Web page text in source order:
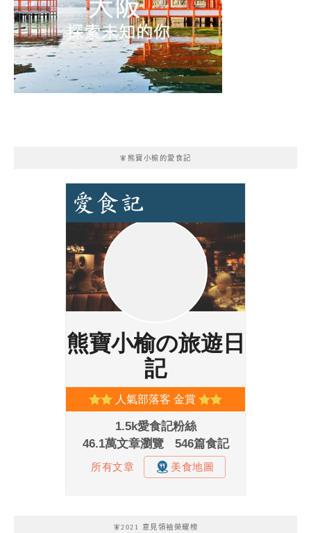
🧚熊寶小榆的愛食記
🧚2021 意見領袖榮耀榜